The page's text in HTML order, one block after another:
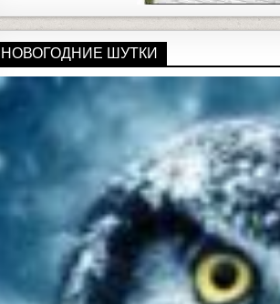
НОВОГОДНИЕ ШУТКИ